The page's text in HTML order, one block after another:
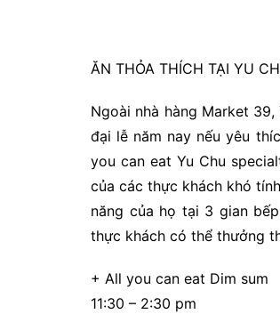
ĂN THỎA THÍCH TẠI YU
Ngoài nhà hàng Market
đại lễ năm nay nếu yêu
you can eat Yu Chu
của các thực khách khó
năng của họ tại 3 gian
thực khách có thể thưởng
+ All you can eat Dim sum
11:30 – 2:30 pm